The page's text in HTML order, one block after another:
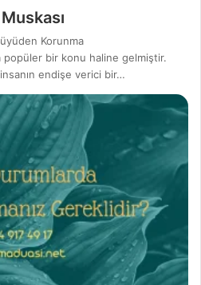
Korunma
popüler bir konu haline gelmiştir.
endişe verici bir…